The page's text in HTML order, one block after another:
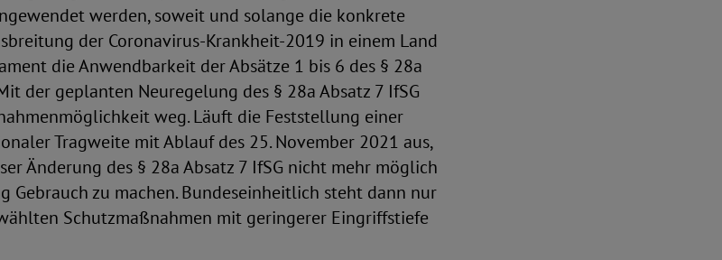
werden, soweit und solange die konkrete
der Coronavirus-Krankheit-2019 in einem Land
die Anwendbarkeit der Absätze 1 bis 6 des § 28a
der geplanten Neuregelung des § 28a Absatz 7 IfSG
weg. Läuft die Feststellung einer
Tragweite mit Ablauf des 25. November 2021 aus,
Änderung des § 28a Absatz 7 IfSG nicht mehr möglich
Gebrauch zu machen. Bundeseinheitlich steht dann nur
Schutzmaßnahmen mit geringerer Eingriffstiefe